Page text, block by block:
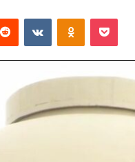
Reddit VKontakte